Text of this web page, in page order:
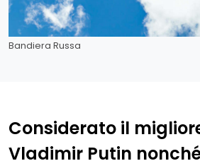
Bandiera Russa
Considerato il
Vladimir Putin